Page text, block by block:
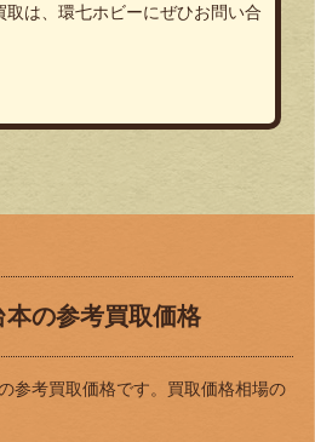
取は、環七ホビーにぜひお問い合
本の参考買取価格
参考買取価格です。買取価格相場の